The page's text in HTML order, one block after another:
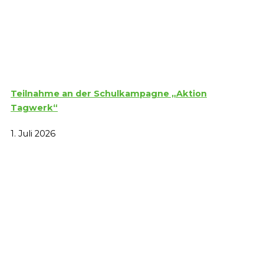
Teilnahme an der Schulkampagne „Aktion
Tagwerk“
1. Juli 2026